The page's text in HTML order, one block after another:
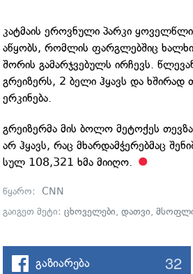
კატმაის ეროვნული პარკი
აწყობს, რომლის ფარგლებშიც
შორის გამარჯვებულს ირჩევს.
გრეიზერს, 2 ბელი ჰყავს და ხშირად
ერკინება.
გრეიზერმა მის ბოლო მეტოქეს
არ ჰყავს, რაც მხარდამჭერებმაც
სულ 108,321 ხმა მიიღო.
წყარო:CNN
გაიგეთ მეტი:ცხოველები,დათვი,
გაზიარება 32